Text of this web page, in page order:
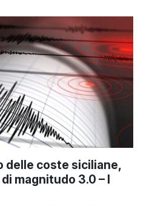
in arresto 9 di […]
delle coste siciliane,
magnitudo 3.0 – I